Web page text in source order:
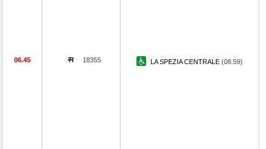
06.45 18355 LA SPEZIA CENTRALE (08.59)